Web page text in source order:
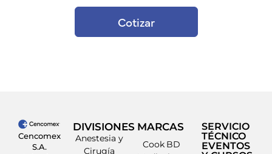
Cotizar
Cencomex
S.A.
DIVISIONES
Anestesia y
Cirugía
MARCAS
Cook BD
SERVICIO
TÉCNICO
EVENTOS